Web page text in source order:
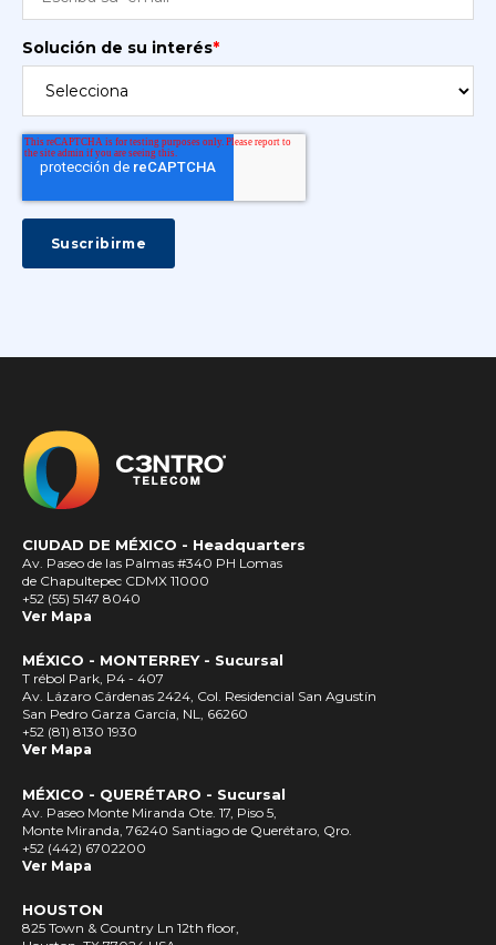
Solución de su interés*
CIUDAD DE MÉXICO - Headquarters
Av. Paseo de las Palmas #340 PH Lomas
de Chapultepec CDMX 11000
+52 (55) 5147 8040
Ver Mapa
MÉXICO - MONTERREY - Sucursal
T rébol Park, P4 - 407
Av. Lázaro Cárdenas 2424, Col. Residencial San Agustín
San Pedro Garza García, NL, 66260
+52 (81) 8130 1930
Ver Mapa
MÉXICO - QUERÉTARO - Sucursal
Av. Paseo Monte Miranda Ote. 17, Piso 5,
Monte Miranda, 76240 Santiago de Querétaro, Qro.
+52 (442) 6702200
Ver Mapa
HOUSTON
825 Town & Country Ln 12th floor,